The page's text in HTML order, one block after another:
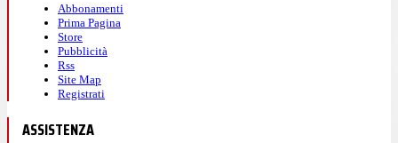
Abbonamenti
Prima Pagina
Store
Pubblicità
Rss
Site Map
Registrati
ASSISTENZA